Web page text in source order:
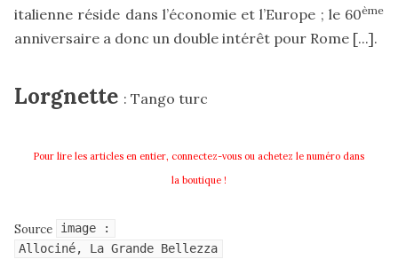
italienne réside dans l’économie et l’Europe ; le 60ème
anniversaire a donc un double intérêt pour Rome [...].
Lorgnette : Tango turc
Pour lire les articles en entier, connectez-vous ou achetez le numéro dans
la boutique !
Source
image :
Allociné, La Grande Bellezza